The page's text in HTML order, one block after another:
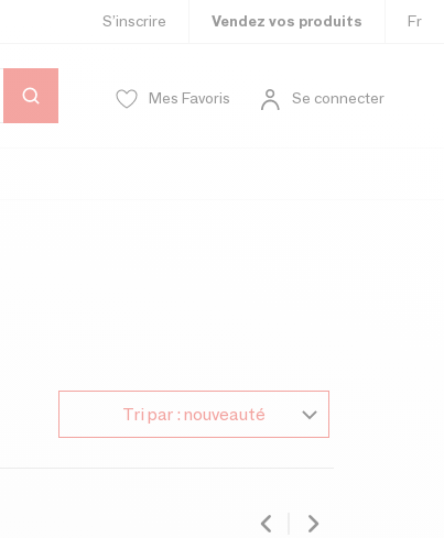
S’inscrire Vendez vos produits Fr
Mes Favoris Se connecter
Tri par : nouveauté